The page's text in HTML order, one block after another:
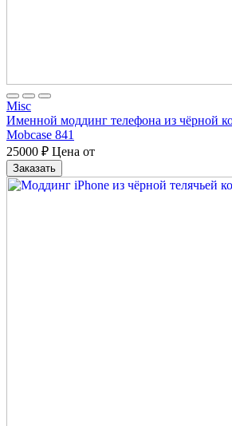
Misc
Именной моддинг телефона из чёрной
Mobcase 841
25000 ₽ Цена от
Заказать